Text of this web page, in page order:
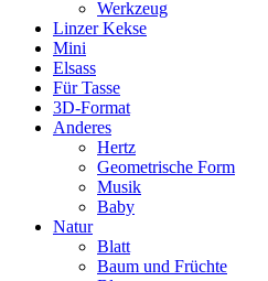
Werkzeug
Linzer Kekse
Mini
Elsass
Für Tasse
3D-Format
Anderes
Hertz
Geometrische Form
Musik
Baby
Natur
Blatt
Baum und Früchte